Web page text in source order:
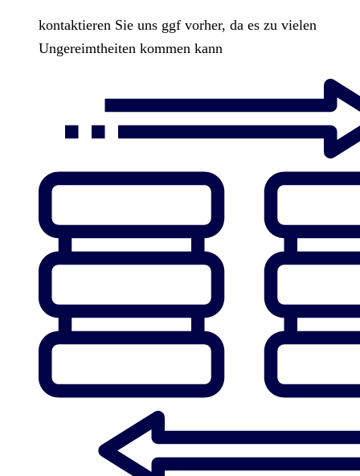
kontaktieren Sie uns ggf vorher, da es zu vielen
Ungereimtheiten kommen kann